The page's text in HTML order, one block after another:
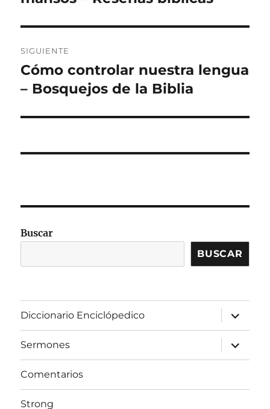
SIGUIENTE
Entrada
siguiente:
Cómo controlar nuestra lengua
– Bosquejos de la Biblia
Buscar
BUSCAR
Diccionario Enciclópedico
expandir
el
menú
inferior
Sermones
expandir
el
menú
Comentarios
Strong